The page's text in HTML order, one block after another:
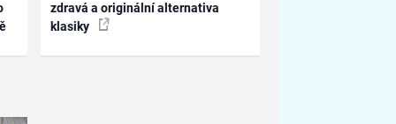
zdravá a originální alternativa
klasiky